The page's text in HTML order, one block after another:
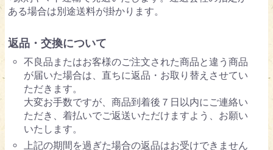
ある場合は別途送料が掛かります。
返品・交換について
不良品またはお客様のご注文された商品と違う商品
が届いた場合は、直ちに返品・お取り替えさせてい
ただきます。
大変お手数ですが、商品到着後７日以内にご連絡い
ただき、着払いでご返送いただけますよう、お願い
いたします。
上記の期間を過ぎた場合の返品はお受けできません